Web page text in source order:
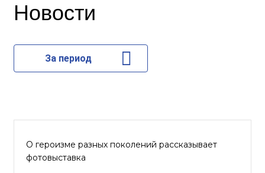
Новости
За период
О героизме разных поколений рассказывает
фотовыставка